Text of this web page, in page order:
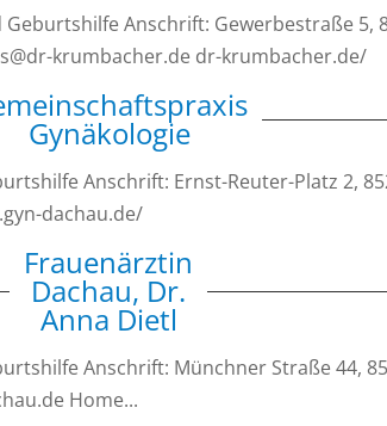
Anschrift: Gewerbestraße 5,
krumbacher.de dr-krumbacher.de/
Gynäkologie
Anschrift: Ernst-Reuter-Platz 2,
dachau.de/
Frauenärztin
Dachau, Dr.
Anna Dietl
Anschrift: Münchner Straße 44,
Home...